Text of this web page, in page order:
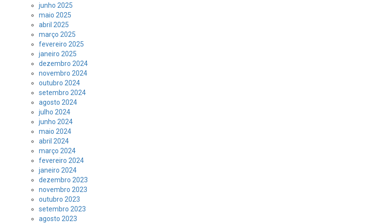
junho 2025
maio 2025
abril 2025
março 2025
fevereiro 2025
janeiro 2025
dezembro 2024
novembro 2024
outubro 2024
setembro 2024
agosto 2024
julho 2024
junho 2024
maio 2024
abril 2024
março 2024
fevereiro 2024
janeiro 2024
dezembro 2023
novembro 2023
outubro 2023
setembro 2023
agosto 2023